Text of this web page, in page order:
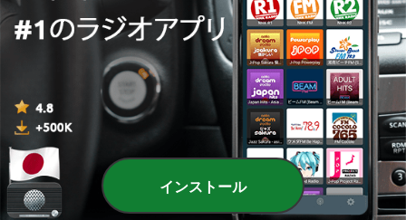
Boys, girls, and body counts
7 - The way of the sustained house husband
18 10月 2022
6 Tight, Rice, and Kilig…
18 9月 2022 インストール